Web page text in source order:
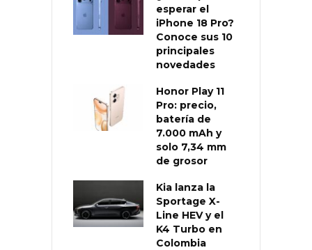
esperar el
iPhone 18 Pro?
Conoce sus 10
principales
novedades
Honor Play 11
Pro: precio,
batería de
7.000 mAh y
solo 7,34 mm
de grosor
Kia lanza la
Sportage X-
Line HEV y el
K4 Turbo en
Colombia